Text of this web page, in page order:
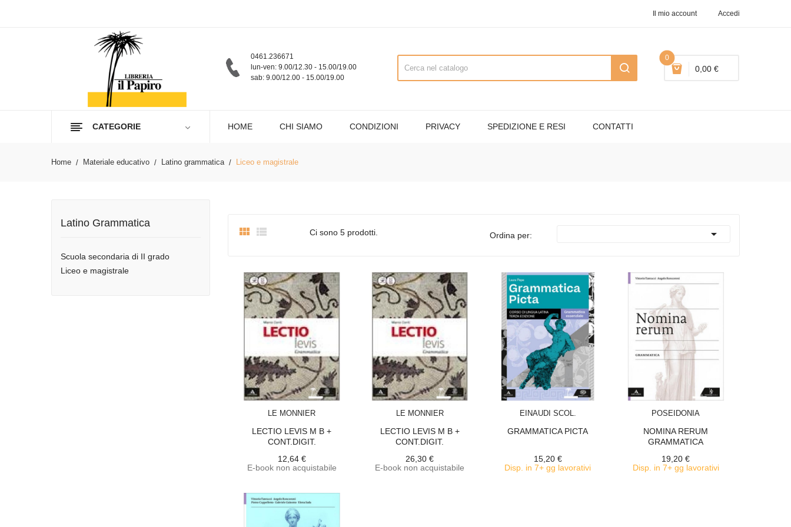
Il mio account Accedi
0
0,00 €
0461.236671
lun-ven: 9.00/12.30 - 15.00/19.00
sab: 9.00/12.00 - 15.00/19.00
CATEGORIE HOME CHI SIAMO CONDIZIONI PRIVACY SPEDIZIONE E RESI CONTATTI
Home Materiale educativo Latino grammatica Liceo e magistrale
Latino Grammatica
Scuola secondaria di II grado
Liceo e magistrale
  Ci sono 5 prodotti. Ordina per: 
LE MONNIER
LECTIO LEVIS M B +
CONT.DIGIT.
12,64 €
E-book non acquistabile
LE MONNIER
LECTIO LEVIS M B +
CONT.DIGIT.
26,30 €
E-book non acquistabile
EINAUDI SCOL.
GRAMMATICA PICTA
15,20 €
Disp. in 7+ gg lavorativi
POSEIDONIA
NOMINA RERUM
GRAMMATICA
19,20 €
Disp. in 7+ gg lavorativi